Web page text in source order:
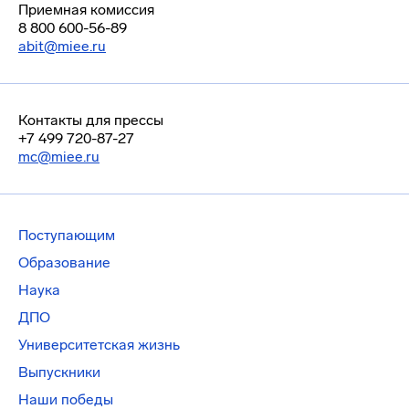
Приемная комиссия
8 800 600-56-89
abit@miee.ru
Контакты для прессы
+7 499 720-87-27
mc@miee.ru
Поступающим
Образование
Наука
ДПО
Университетская жизнь
Выпускники
Наши победы